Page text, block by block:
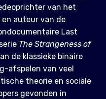
van het
en auteur van de
Last
The Strangeness of
de klassieke binaire
afspelen van veel
theorie en sociale
gevonden in